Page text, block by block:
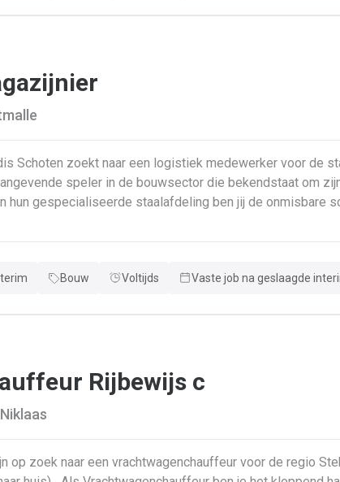
aanpakken. Dan is dit zeker de job voor jou!
Schoten zoekt naar een logistiek medewerker voor de
speler in de bouwsector die bekendstaat om
hun gespecialiseerde staalafdeling ben jij de onmisbare
📍 Wat kan je van de job verwachten? Laden van vrachtwagens: Je zorgt ervoor
de vrachtbrieven en veiligheidsregels volgt.Intern
in de schilderhal: Je ondersteunt het proces door
Bouw Voltijds Vaste job na geslaagde
Rijbewijs c
op zoek naar een vrachtwagenchauffeur voor de regio